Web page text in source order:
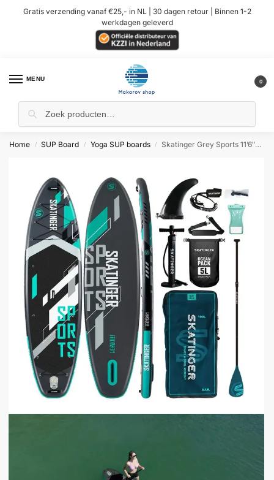
Gratis verzending vanaf €25,- in NL | 30 dagen retour | Binnen 1-2
werkdagen geleverd
MENU 0
Home / SUP Board / Yoga SUP boards / Skatinger Grey Sports 11’6″*35″*6″ (Yoga) SUP Board